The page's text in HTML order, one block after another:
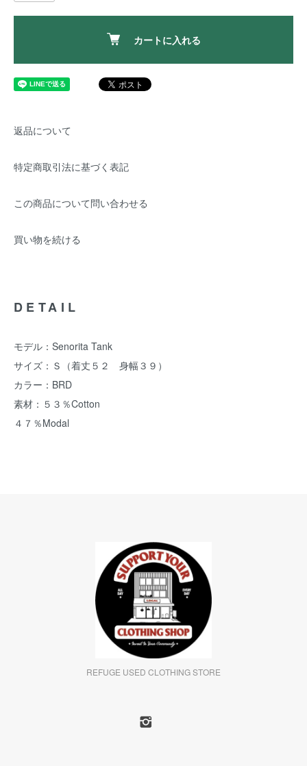
カートに入れる
返品について
特定商取引法に基づく表記
この商品について問い合わせる
買い物を続ける
DETAIL
モデル：Senorita Tank
サイズ：Ｓ（着丈５２ 身幅３９）
カラー：BRD
素材：５３％Cotton
４７％Modal
REFUGE USED CLOTHING STORE